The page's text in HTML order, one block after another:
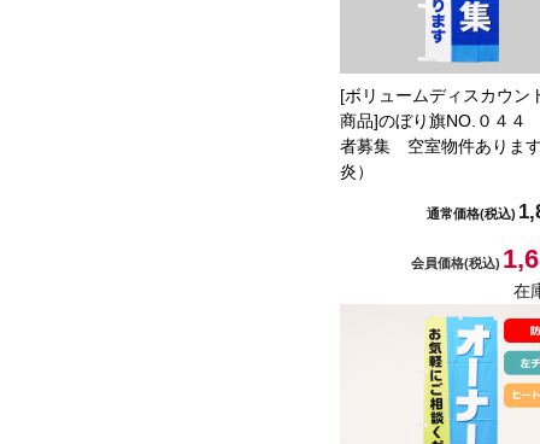
[ボリュームディスカウン
商品]のぼり旗NO.０４
者募集 空室物件ありま
炎）
通常価格(税込)
会員価格(税込)
在